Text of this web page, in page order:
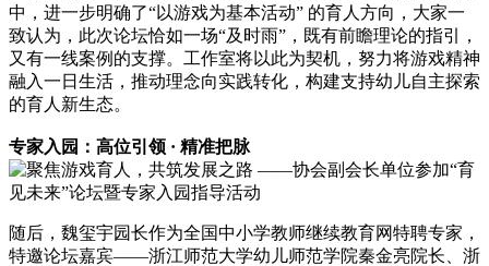
中，进一步明确了“以游戏为基本活动” 的育人方向，大家一
致认为，此次论坛恰如一场“及时雨”，既有前瞻理论的指引，
又有一线案例的支撑。工作室将以此为契机，努力将游戏精神
融入一日生活，推动理念向实践转化，构建支持幼儿自主探索
的育人新生态。
专家入园：高位引领 · 精准把脉
随后，魏玺宇园长作为全国中小学教师继续教育网特聘专家，
特邀论坛嘉宾——浙江师范大学幼儿师范学院秦金亮院长、浙